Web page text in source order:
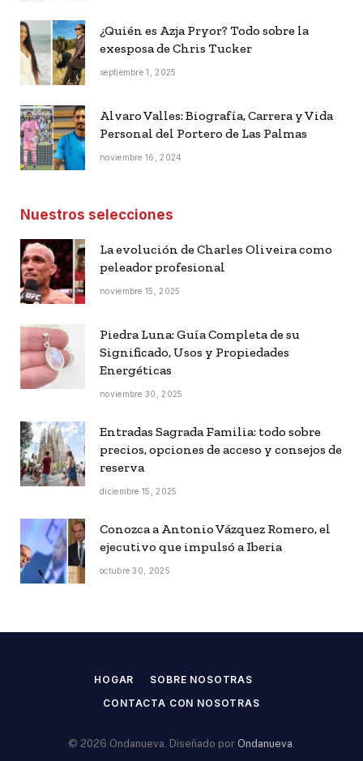
¿Quién es Azja Pryor? Todo sobre la
exesposa de Chris Tucker
septiembre 1, 2025
Alvaro Valles: Biografía, Carrera y Vida
Personal del Portero de Las Palmas
noviembre 16, 2024
Nuestros selecciones
La evolución de Charles Oliveira como
peleador profesional
noviembre 15, 2025
Piedra Luna: Guía Completa de su
Significado, Usos y Propiedades
Energéticas
noviembre 30, 2025
Entradas Sagrada Familia: todo sobre
precios, opciones de acceso y consejos de
reserva
diciembre 15, 2025
Conozca a Antonio Vázquez Romero, el
ejecutivo que impulsó a Iberia
octubre 30, 2025
HOGAR
SOBRE NOSOTRAS
CONTACTA CON NOSOTRAS
© 2026 Ondanueva. Diseñado por Ondanueva